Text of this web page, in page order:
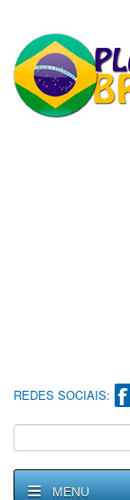
REDES SOCIAIS:
MENU